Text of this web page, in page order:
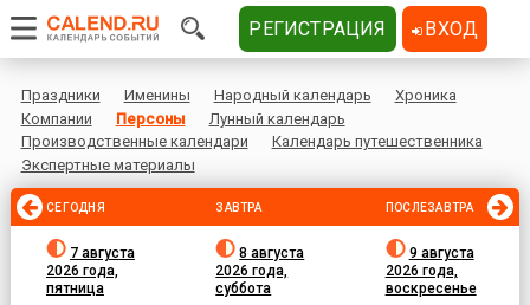
Праздники Именины Народный календарь
Хроника
Компании
Персоны
Лунный календарь
Производственные календари
Календарь путешественника
Экспертные материалы
СЕГОДНЯ
7 августа
2026 года,
пятница
ЗАВТРА
8 августа
2026 года,
суббота
ПОСЛЕЗАВТРА
9 августа
2026 года,
воскресенье
РЕГИСТРАЦИЯ ВХОД